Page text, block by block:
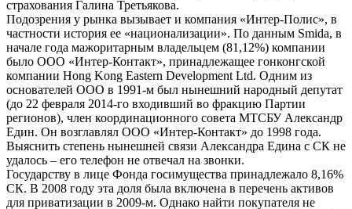
страхования Галина Третьякова.
Подозрения у рынка вызывает и компания «Интер-Полис», в
частности история ее «национализации». По данным Smida, в
начале года мажоритарным владельцем (81,12%) компании
было ООО «Интер-Контакт», принадлежащее гонконгской
компании Hong Kong Eastern Development Ltd. Одним из
основателей ООО в 1991-м был нынешний народный депутат
(до 22 февраля 2014-го входивший во фракцию Партии
регионов), член координационного совета МТСБУ Александр
Един. Он возглавлял ООО «Интер-Контакт» до 1998 года.
Выяснить степень нынешней связи Александра Едина с СК не
удалось – его телефон не отвечал на звонки.
Государству в лице Фонда госимущества принадлежало 8,16%
СК. В 2008 году эта доля была включена в перечень активов
для приватизации в 2009-м. Однако найти покупателя не